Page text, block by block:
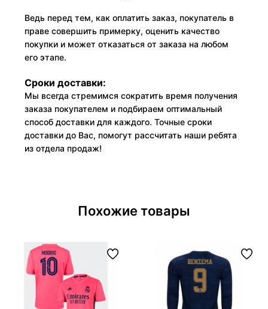
Ведь перед тем, как оплатить заказ, покупатель в
праве совершить примерку, оценить качество
покупки и может отказаться от заказа на любом
его этапе.
Сроки доставки:
Мы всегда стремимся сократить время получения
заказа покупателем и подбираем оптимальный
способ доставки для каждого. Точные сроки
доставки до Вас, помогут рассчитать наши ребята
из отдела продаж!
Похожие товары